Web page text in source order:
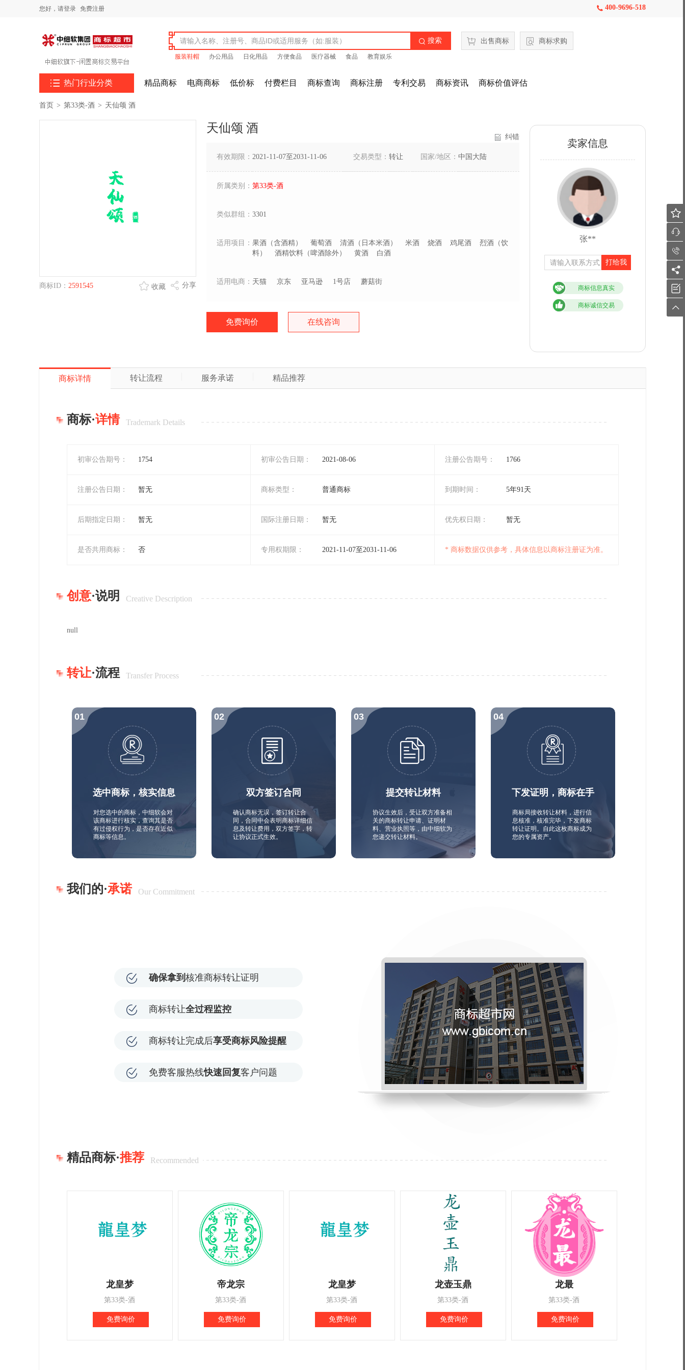
您好， 请登录 免费注册  400-9696-518
 搜索
服装鞋帽 办公用品 日化用品 方便食品 医疗器械 食品 教育娱乐
出售商标 商标求购
 热门行业分类 精品商标 电商商标 低价标 付费栏目 商标查询 商标注册 专利交易 商标资讯 商标价值评估
首页 > 第33类-酒 > 天仙颂 酒
商标ID： 2591545 分享
收藏
天仙颂 酒
纠错
有效期限： 2021-11-07至2031-11-06 交易类型： 转让 国家/地区： 中国大陆
所属类别： 第33类-酒
类似群组： 3301
适用项目： 果酒（含酒精） 葡萄酒 清酒（日本米酒） 米酒 烧酒 鸡尾酒
烈酒（饮
料）
酒精饮料（啤酒除外） 黄酒 白酒
适用电商： 天猫 京东 亚马逊 1号店 蘑菇街
免费询价 在线咨询
卖家信息
张**
打给我
商标信息真实
商标诚信交易
商标详情 转让流程 服务承诺 精品推荐
商标·详情 Trademark Details
初审公告期号： 1754 初审公告日期： 2021-08-06 注册公告期号： 1766
注册公告日期： 暂无 商标类型： 普通商标 到期时间： 5年91天
后期指定日期： 暂无 国际注册日期： 暂无 优先权日期： 暂无
是否共用商标： 否 专用权期限： 2021-11-07至2031-11-06 * 商标数据仅供参考，具体信息以商标注册证为准。
创意·说明 Creative Description
null
转让·流程 Transfer Process
选中商标，核实信息
对您选中的商标，中细软会对
该商标进行核实，查询其是否
有过侵权行为，是否存在近似
商标等信息。
双方签订合同
确认商标无误，签订转让合
同，合同中会表明商标详细信
息及转让费用，双方签字，转
让协议正式生效。
提交转让材料
协议生效后，受让双方准备相
关的商标转让申请、证明材
料、营业执照等，由中细软为
您递交转让材料。
下发证明，商标在手
商标局接收转让材料，进行信
息核准，核准完毕，下发商标
转让证明。自此这枚商标成为
您的专属资产。
我们的·承诺 Our Commitment
确保拿到 核准商标转让证明
商标转让全过程监控
商标转让完成后享受商标风险提醒
免费客服热线快速回复客户问题
精品商标·推荐 Recommended
龙皇梦
第33类-酒
免费询价
帝龙宗
第33类-酒
免费询价
龙皇梦
第33类-酒
免费询价
龙壶玉鼎
第33类-酒
免费询价
龙最
第33类-酒
免费询价





